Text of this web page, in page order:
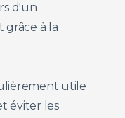
d'un
à la
utile
éviter les